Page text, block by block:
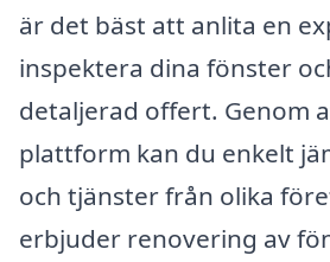
är det bäst att anlita en
inspektera dina fönster
detaljerad offert. Genom
plattform kan du enkelt
och tjänster från olika
erbjuder renovering av